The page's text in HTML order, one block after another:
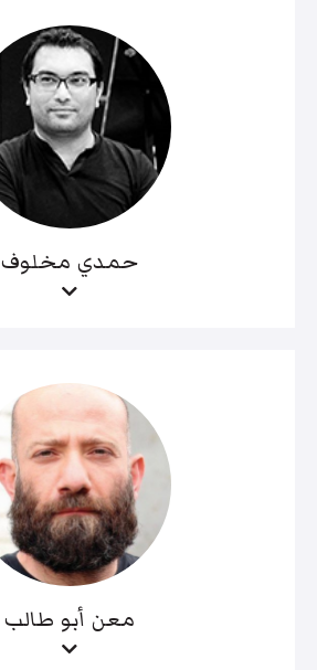
حمدي مخلوف
معن أبو طالب